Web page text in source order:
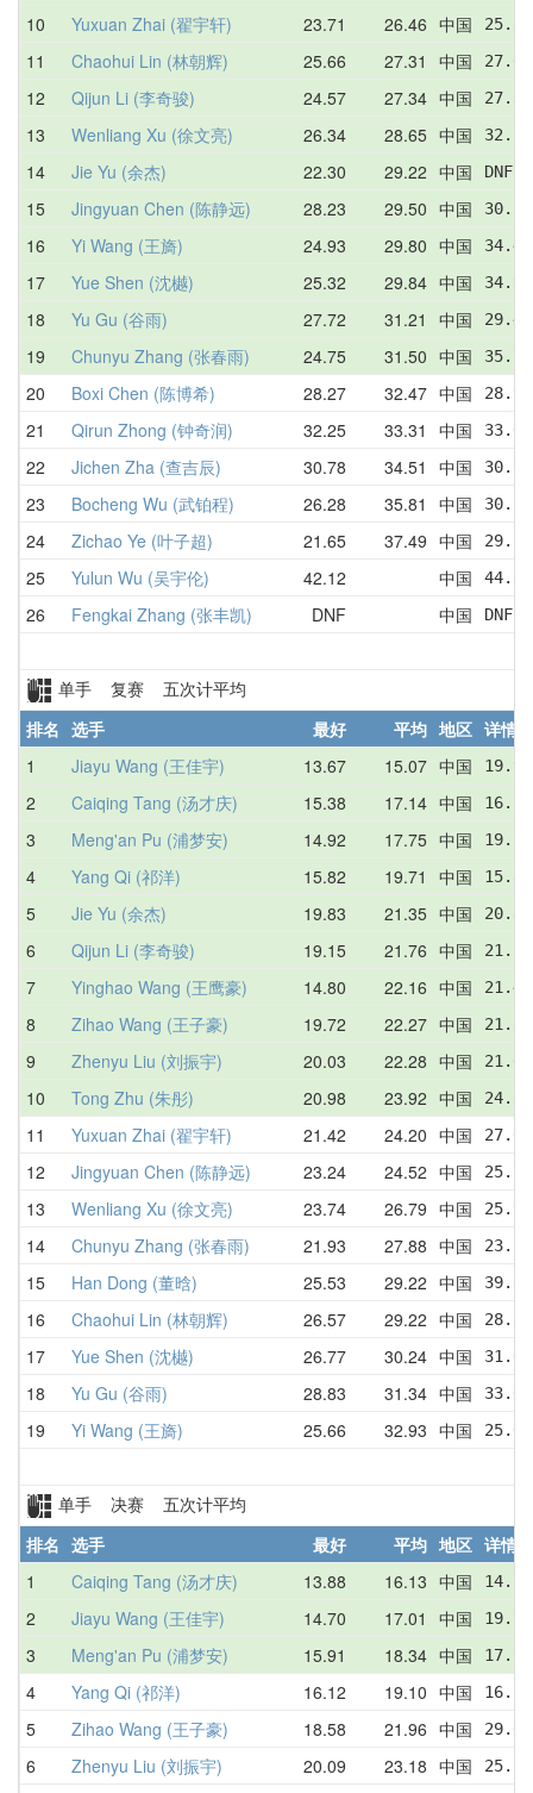
10 Yuxuan Zhai (翟宇轩) 23.71 26.46 中国
11 Chaohui Lin (林朝辉) 25.66 27.31 中国
12 Qijun Li (李奇骏) 24.57 27.34 中国
13 Wenliang Xu (徐文亮) 26.34 28.65 中国
14 Jie Yu (余杰) 22.30 29.22 中国
15 Jingyuan Chen (陈静远) 28.23 29.50 中国
16 Yi Wang (王旖) 24.93 29.80 中国
17 Yue Shen (沈樾) 25.32 29.84 中国
18 Yu Gu (谷雨) 27.72 31.21 中国
19 Chunyu Zhang (张春雨) 24.75 31.50 中国
20 Boxi Chen (陈博希) 28.27 32.47 中国
21 Qirun Zhong (钟奇润) 32.25 33.31 中国
22 Jichen Zha (查吉辰) 30.78 34.51 中国
23 Bocheng Wu (武铂程) 26.28 35.81 中国
24 Zichao Ye (叶子超) 21.65 37.49 中国
25 Yulun Wu (吴宇伦) 42.12 中国
26 Fengkai Zhang (张丰凯) DNF 中国 DNF
单手 复赛 五次计平均
排名 选手 最好 平均 地区 详情
1
Jiayu Wang (王佳宇) 13.67 15.07 中国
2 Caiqing Tang (汤才庆) 15.38 17.14 中国
3 Meng'an Pu (浦梦安) 14.92 17.75 中国
4 Yang Qi (祁洋) 15.82 19.71 中国
5 Jie Yu (余杰) 19.83 21.35 中国
6 Qijun Li (李奇骏) 19.15 21.76 中国
7 Yinghao Wang (王鹰豪) 14.80 22.16 中国
8 Zihao Wang (王子豪) 19.72 22.27 中国
9 Zhenyu Liu (刘振宇) 20.03 22.28 中国
10 Tong Zhu (朱彤) 20.98 23.92 中国
11 Yuxuan Zhai (翟宇轩) 21.42 24.20 中国
12 Jingyuan Chen (陈静远) 23.24 24.52 中国
13 Wenliang Xu (徐文亮) 23.74 26.79 中国
14 Chunyu Zhang (张春雨) 21.93 27.88 中国
15 Han Dong (董晗) 25.53 29.22 中国
16 Chaohui Lin (林朝辉) 26.57 29.22 中国
17 Yue Shen (沈樾) 26.77 30.24 中国
18 Yu Gu (谷雨) 28.83 31.34 中国
19 Yi Wang (王旖) 25.66 32.93 中国
单手 决赛 五次计平均
排名 选手 最好 平均 地区 详情
1
Caiqing Tang (汤才庆) 13.88 16.13 中国
2 Jiayu Wang (王佳宇) 14.70 17.01 中国
3 Meng'an Pu (浦梦安) 15.91 18.34 中国
4 Yang Qi (祁洋) 16.12 19.10 中国
5 Zihao Wang (王子豪) 18.58 21.96 中国
6 Zhenyu Liu (刘振宇) 20.09 23.18 中国